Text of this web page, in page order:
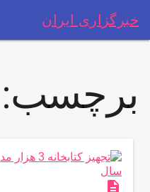
خبرگزاری ایران
برچسب:
description